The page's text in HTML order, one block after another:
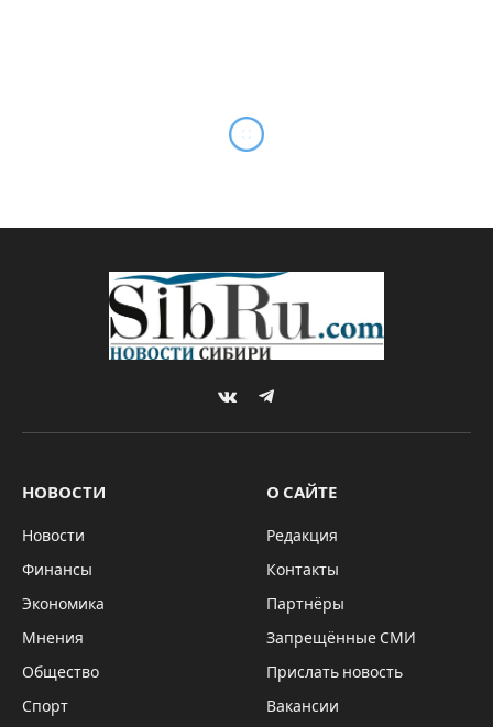
VKontakteTelegram
НОВОСТИ
Новости
Финансы
Экономика
Мнения
Общество
Спорт
О САЙТЕ
Редакция
Контакты
Партнёры
Запрещённые СМИ
Прислать новость
Вакансии